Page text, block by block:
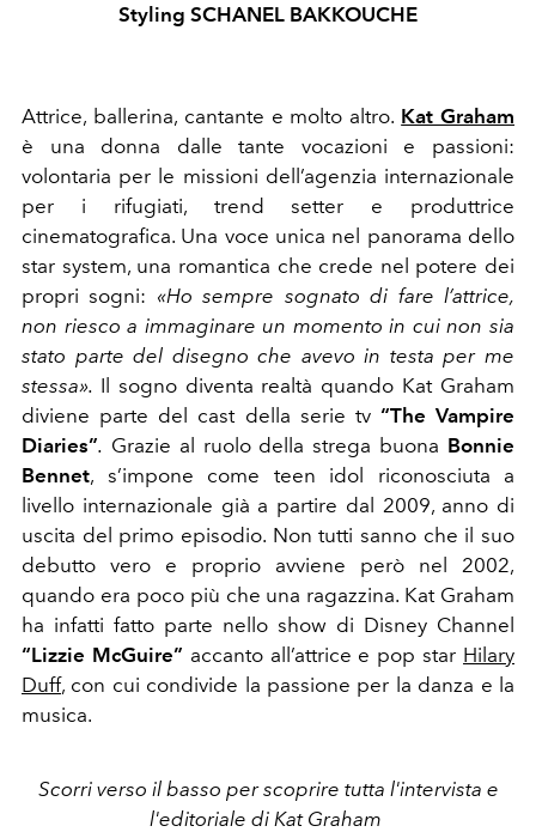
Styling SCHANEL BAKKOUCHE
Attrice, ballerina, cantante e molto altro. Kat Graham
è una donna dalle tante vocazioni e passioni:
volontaria per le missioni dell’agenzia internazionale
per i rifugiati, trend setter e produttrice
cinematografica. Una voce unica nel panorama dello
star system, una romantica che crede nel potere dei
propri sogni: «Ho sempre sognato di fare l’attrice,
non riesco a immaginare un momento in cui non sia
stato parte del disegno che avevo in testa per me
stessa». Il sogno diventa realtà quando Kat Graham
diviene parte del cast della serie tv “The Vampire
Diaries”. Grazie al ruolo della strega buona Bonnie
Bennet, s’impone come teen idol riconosciuta a
livello internazionale già a partire dal 2009, anno di
uscita del primo episodio. Non tutti sanno che il suo
debutto vero e proprio avviene però nel 2002,
quando era poco più che una ragazzina. Kat Graham
ha infatti fatto parte nello show di Disney Channel
“Lizzie McGuire” accanto all’attrice e pop star Hilary
Duff, con cui condivide la passione per la danza e la
musica.
Scorri verso il basso per scoprire tutta l'intervista e
l'editoriale di Kat Graham